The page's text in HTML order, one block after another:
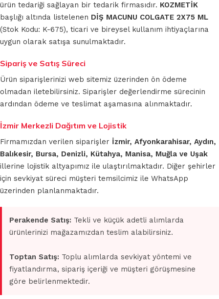
ürün tedariği sağlayan bir tedarik firmasıdır. KOZMETİK
başlığı altında listelenen DİŞ MACUNU COLGATE 2X75 ML
(Stok Kodu: K-675), ticari ve bireysel kullanım ihtiyaçlarına
uygun olarak satışa sunulmaktadır.
Sipariş ve Satış Süreci
Ürün siparişlerinizi web sitemiz üzerinden ön ödeme
olmadan iletebilirsiniz. Siparişler değerlendirme sürecinin
ardından ödeme ve teslimat aşamasına alınmaktadır.
İzmir Merkezli Dağıtım ve Lojistik
Firmamızdan verilen siparişler İzmir, Afyonkarahisar, Aydın,
Balıkesir, Bursa, Denizli, Kütahya, Manisa, Muğla ve Uşak
illerine lojistik altyapımız ile ulaştırılmaktadır. Diğer şehirler
için sevkiyat süreci müşteri temsilcimiz ile WhatsApp
üzerinden planlanmaktadır.
Perakende Satış: Tekli ve küçük adetli alımlarda
ürünlerinizi mağazamızdan teslim alabilirsiniz.
Toptan Satış: Toplu alımlarda sevkiyat yöntemi ve
fiyatlandırma, sipariş içeriği ve müşteri görüşmesine
göre belirlenmektedir.